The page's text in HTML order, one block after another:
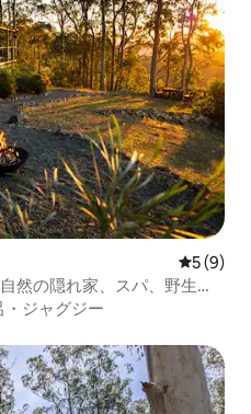
レビュー
5 (9)
然の隠れ家、スパ、野生生
・ジャグジー